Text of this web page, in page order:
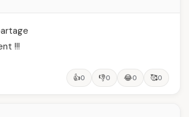
!!!
👍0 👎0 😂0 🥰0